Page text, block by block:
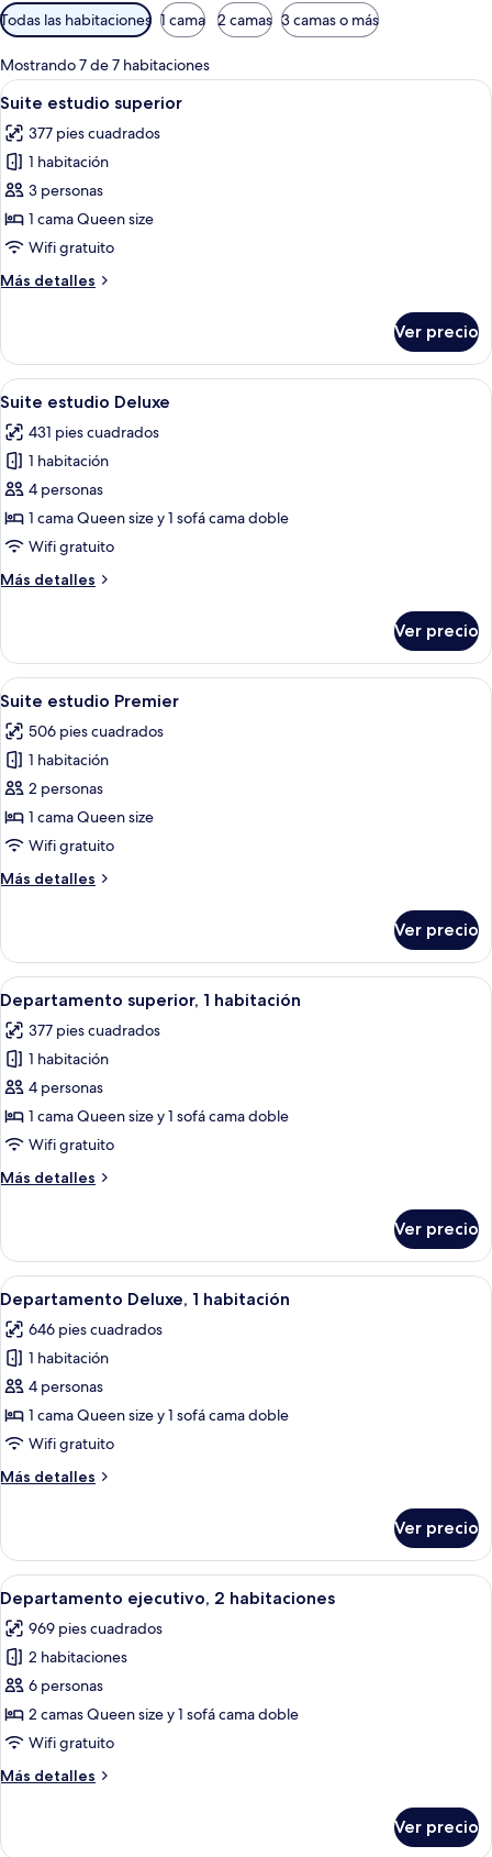
Filtros
disponibles
para
las
habitaciones
Todas las habitaciones 1 cama 2 camas 3 camas o más
Mostrando 7 de 7 habitaciones
Abrir
todas
las
fotos
de
Suite
estudio
Una cocina moderna con armarios
7
Suite estudio superior
377 pies cuadrados
1 habitación
3 personas
1 cama Queen size
Wifi gratuito
Más detalles
Más
estudio
superior
Ver precio
Abrir
todas
las
fotos
de
Suite
estudio
Una sala de estar moderna con un
5
Suite estudio Deluxe
431 pies cuadrados
1 habitación
4 personas
1 cama Queen size y 1 sofá cama doble
Wifi gratuito
Más detalles
Más
estudio
Deluxe
Ver precio
Abrir
todas
las
fotos
de
Suite
estudio
Una habitación moderna y bien
7
Suite estudio Premier
506 pies cuadrados
1 habitación
2 personas
1 cama Queen size
Wifi gratuito
Más detalles
Más
estudio
Premier
Ver precio
Abrir
todas
las
fotos
de
Departamento
superior,
habitación
Una cocina moderna con armarios
6
Departamento superior, 1 habitación
377 pies cuadrados
1 habitación
4 personas
1 cama Queen size y 1 sofá cama doble
Wifi gratuito
Más detalles
Más
superior,
habitación
Ver precio
Abrir
todas
las
fotos
de
Departamento
Deluxe,
habitación
Una sala moderna con un sofá, una
5
Departamento Deluxe, 1 habitación
646 pies cuadrados
1 habitación
4 personas
1 cama Queen size y 1 sofá cama doble
Wifi gratuito
Más detalles
Más
Deluxe,
habitación
Ver precio
Abrir
todas
las
fotos
de
Departamento
ejecutivo,
habitaciones
Un apartamento moderno con sala
6
Departamento ejecutivo, 2 habitaciones
969 pies cuadrados
2 habitaciones
6 personas
2 camas Queen size y 1 sofá cama doble
Wifi gratuito
Más detalles
Más
Ver precio